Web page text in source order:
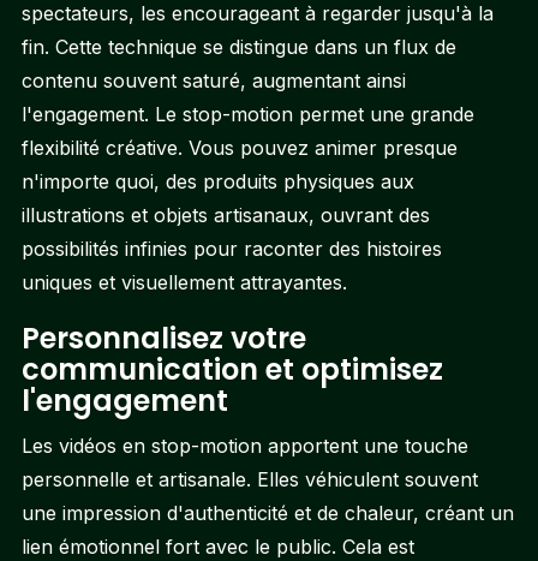
spectateurs, les encourageant à regarder jusqu'à la
fin. Cette technique se distingue dans un flux de
contenu souvent saturé, augmentant ainsi
l'engagement. Le stop-motion permet une grande
flexibilité créative. Vous pouvez animer presque
n'importe quoi, des produits physiques aux
illustrations et objets artisanaux, ouvrant des
possibilités infinies pour raconter des histoires
uniques et visuellement attrayantes.
Personnalisez votre
communication et optimisez
l'engagement
Les vidéos en stop-motion apportent une touche
personnelle et artisanale. Elles véhiculent souvent
une impression d'authenticité et de chaleur, créant un
lien émotionnel fort avec le public. Cela est